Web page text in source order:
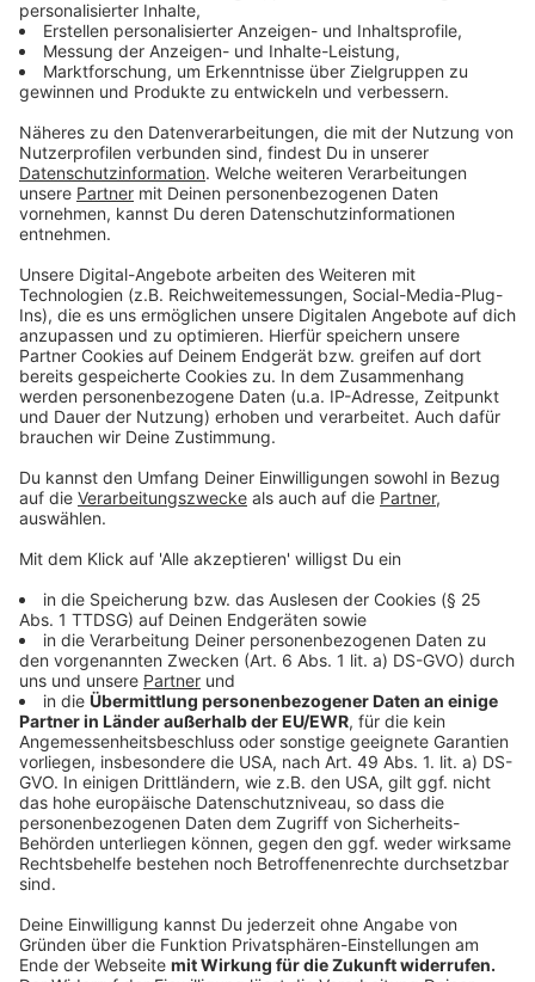
Minuten beschränkt.
• Besuche sind nur durch vom Patienten zuvor
namentlich benannte Personen möglich.
• Besucher dürfen keine grippalen Symptome wie
Husten, Schnupfen, Fieber oder Halsschmerzen
aufweisen und keinen Kontakt zu einer mit SARS-CoV-
• Die Besuchszeiten werden generell für den
Nachmittag vorgesehen. Weil dies an den einzelnen
Krankenhausstandorten unterschiedlich geregelt sein
kann, wird auf die dort gültigen
• Im Krankenhaus und insbesondere in den
Patientenzimmern ist durchgängig der
• Besuche auf den Isolierstationen sind leider nicht
möglich.
• Die Krankenhäuser sind nach der
Coronaschutzverordnung des Landes NRW dazu
verpflichtet,
die Kontaktdaten der Besucher zu erfassen und zu
speichern, um sie im Falle einer eventuellen
Anforderung an die Gesundheitsbehörden weitergeben
zu können.
• Besucher müssen sich im Eingangsbereich die Hände